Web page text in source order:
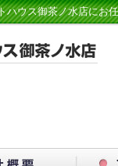
ハウス御茶ノ水店にお